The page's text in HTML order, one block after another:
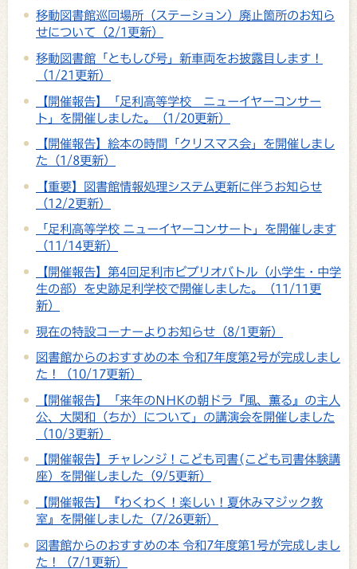
移動図書館巡回場所（ステーション）廃止箇所のお知ら
せについて（2/1更新）
移動図書館「ともしび号」新車両をお披露目します！
（1/21更新）
【開催報告】「足利高等学校 ニューイヤーコンサー
ト」を開催しました。（1/20更新）
【開催報告】絵本の時間「クリスマス会」を開催しまし
た（1/8更新）
【重要】図書館情報処理システム更新に伴うお知らせ
（12/2更新）
「足利高等学校 ニューイヤーコンサート」を開催します
（11/14更新）
【開催報告】第4回足利市ビブリオバトル（小学生・中学
生の部）を史跡足利学校で開催しました。（11/11更
新）
現在の特設コーナーよりお知らせ（8/1更新）
図書館からのおすすめの本 令和7年度第2号が完成しまし
た！（10/17更新）
【開催報告】「来年のNHKの朝ドラ『風、薫る』の主人
公、大関和（ちか）について」の講演会を開催しました
（10/3更新）
【開催報告】チャレンジ！こども司書(こども司書体験講
座）を開催しました（9/5更新）
【開催報告】『わくわく！楽しい！夏休みマジック教
室』を開催しました（7/26更新）
図書館からのおすすめの本 令和7年度第1号が完成しまし
た！（7/1更新）